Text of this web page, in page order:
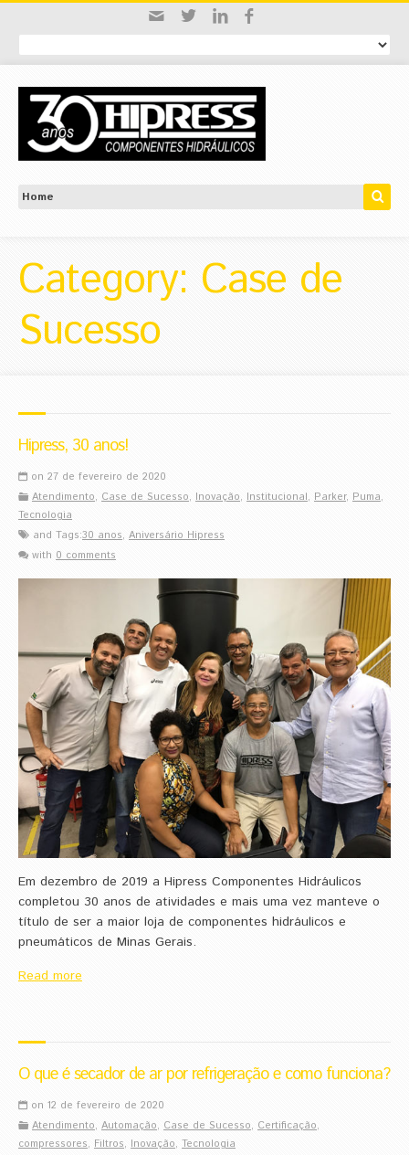
Category: Case de
Sucesso
Hipress, 30 anos!
on 27 de fevereiro de 2020
Atendimento, Case de Sucesso, Inovação, Institucional, Parker, Puma,
Tecnologia
and Tags:30 anos, Aniversário Hipress
with 0 comments
Em dezembro de 2019 a Hipress Componentes Hidráulicos
completou 30 anos de atividades e mais uma vez manteve o
título de ser a maior loja de componentes hidráulicos e
pneumáticos de Minas Gerais.
Read more
O que é secador de ar por refrigeração e como funciona?
on 12 de fevereiro de 2020
Atendimento, Automação, Case de Sucesso, Certificação,
compressores, Filtros, Inovação, Tecnologia